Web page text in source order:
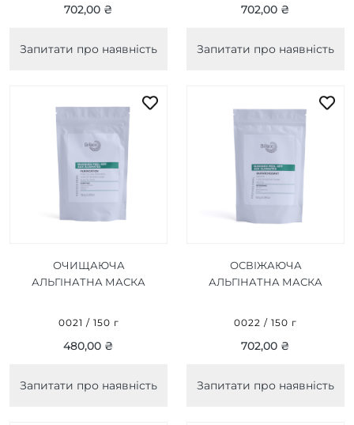
702,00 ₴
Запитати про наявність
702,00 ₴
Запитати про наявність
ОЧИЩАЮЧА
АЛЬГІНАТНА МАСКА
0021 / 150 г
480,00 ₴
Запитати про наявність
ОСВІЖАЮЧА
АЛЬГІНАТНА МАСКА
0022 / 150 г
702,00 ₴
Запитати про наявність